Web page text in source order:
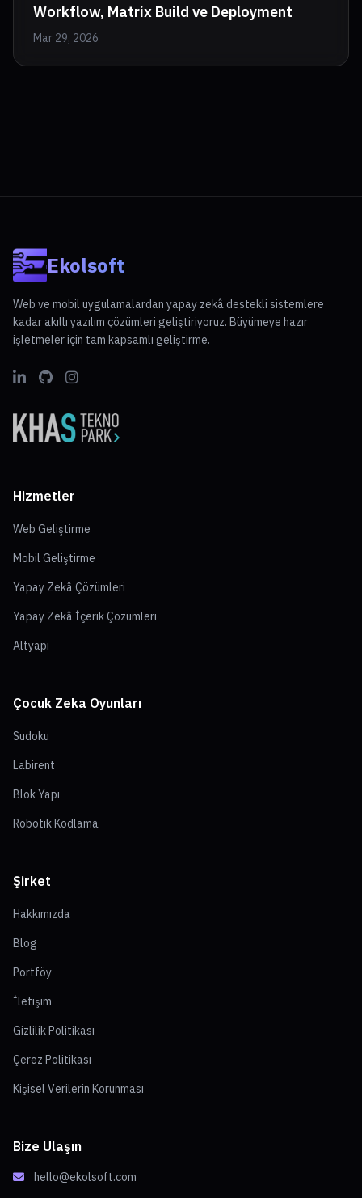
Workflow, Matrix Build ve Deployment
Mar 29, 2026
Ekolsoft
Web ve mobil uygulamalardan yapay zekâ destekli sistemlere
kadar akıllı yazılım çözümleri geliştiriyoruz. Büyümeye hazır
işletmeler için tam kapsamlı geliştirme.
Hizmetler
Web Geliştirme
Mobil Geliştirme
Yapay Zekâ Çözümleri
Yapay Zekâ İçerik Çözümleri
Altyapı
Çocuk Zeka Oyunları
Sudoku
Labirent
Blok Yapı
Robotik Kodlama
Şirket
Hakkımızda
Blog
Portföy
İletişim
Gizlilik Politikası
Çerez Politikası
Kişisel Verilerin Korunması
Bize Ulaşın
hello@ekolsoft.com